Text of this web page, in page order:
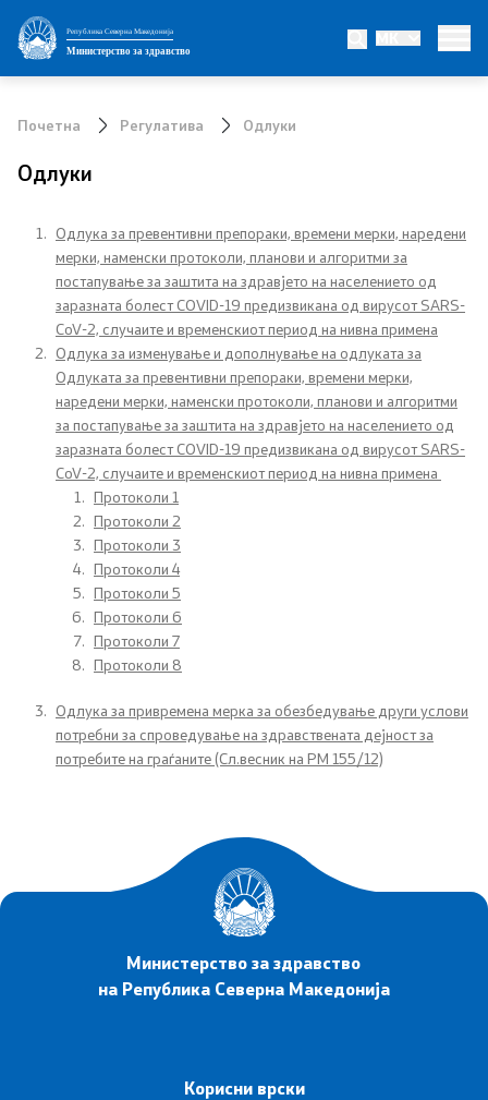
Република Северна Македонија
Министерство за здравство
MK
Министерство
Интегритет
Јавни набавки
Огласи
Проекти
Превенција
Сектори
Органи во состав
Организација и систематизација
Кодекс за административни службеници
Листа на установи
Почетна Регулатива Одлуки
Одлуки
Одлука за превентивни препораки, времени мерки, наредени
мерки, наменски протоколи, планови и алгоритми за
постапување за заштита на здравјето на населението од
заразната болест COVID-19 предизвикана од вирусот SARS-
CoV-2, случаите и временскиот период на нивна примена
Одлука за изменување и дополнување на одлуката за
Одлуката за превентивни препораки, времени мерки,
наредени мерки, наменски протоколи, планови и алгоритми
за постапување за заштита на здравјето на населението од
заразната болест COVID-19 предизвикана од вирусот SARS-
CoV-2, случаите и временскиот период на нивна примена
Протоколи 1
Протоколи 2
Протоколи 3
Протоколи 4
Протоколи 5
Протоколи 6
Протоколи 7
Протоколи 8
Одлука за привремена мерка за обезбедување други услови
потребни за спроведување на здравствената дејност за
потребите на граѓаните (Сл.весник на РМ 155/12)
Министерство за здравство
на Република Северна Македонија
Корисни врски